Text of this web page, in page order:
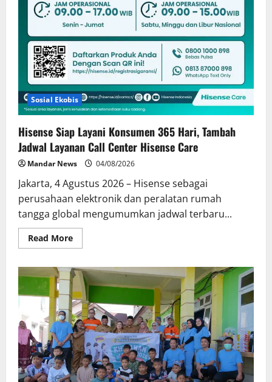
Sosial Ekobis
Hisense Siap Layani Konsumen 365 Hari, Tambah
Jadwal Layanan Call Center Hisense Care
Mandar News 04/08/2026
Jakarta, 4 Agustus 2026 – Hisense sebagai
perusahaan elektronik dan peralatan rumah
tangga global mengumumkan jadwal terbaru...
Read MoreRead
more
Siap
Layani
Konsumen
365
Hari,
Tambah
Jadwal
Layanan
Call
Center
Hisense
Care